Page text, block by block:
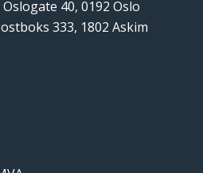
40, 0192 Oslo
333, 1802 Askim